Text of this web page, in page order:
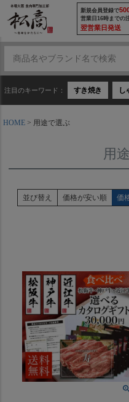
新規会員登録で
営業日16時までの
翌営業日発送
注目のキーワード： すき焼き し
HOME 用途で選ぶ
用
並び替え 価格が安い順 価